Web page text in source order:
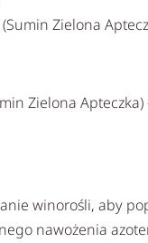
(Sumin Zielona
Zielona
winorośli, aby
nawożenia